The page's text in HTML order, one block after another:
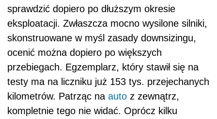
sprawdzić dopiero po dłuższym okresie
eksploatacji. Zwłaszcza mocno wysilone silniki,
skonstruowane w myśl zasady downsizingu,
ocenić można dopiero po większych
przebiegach. Egzemplarz, który stawił się na
testy ma na liczniku już 153 tys. przejechanych
kilometrów. Patrząc na auto z zewnątrz,
kompletnie tego nie widać. Oprócz kilku